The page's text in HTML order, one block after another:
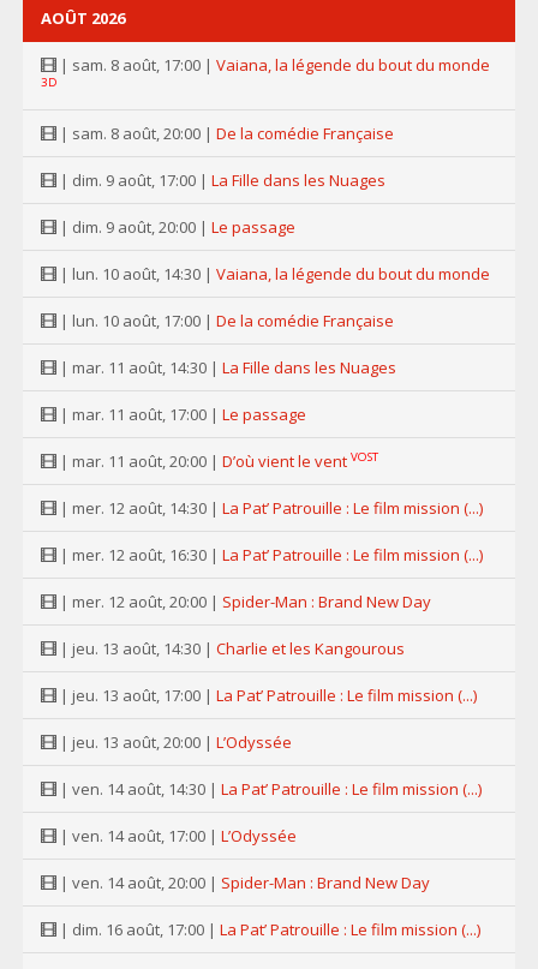
AOÛT 2026
| sam. 8 août, 17:00 | Vaiana, la légende du bout du monde
3D
| sam. 8 août, 20:00 | De la comédie Française
| dim. 9 août, 17:00 | La Fille dans les Nuages
| dim. 9 août, 20:00 | Le passage
| lun. 10 août, 14:30 | Vaiana, la légende du bout du monde
| lun. 10 août, 17:00 | De la comédie Française
| mar. 11 août, 14:30 | La Fille dans les Nuages
| mar. 11 août, 17:00 | Le passage
| mar. 11 août, 20:00 | D’où vient le vent VOST
| mer. 12 août, 14:30 | La Pat’ Patrouille : Le film mission (...)
| mer. 12 août, 16:30 | La Pat’ Patrouille : Le film mission (...)
| mer. 12 août, 20:00 | Spider-Man : Brand New Day
| jeu. 13 août, 14:30 | Charlie et les Kangourous
| jeu. 13 août, 17:00 | La Pat’ Patrouille : Le film mission (...)
| jeu. 13 août, 20:00 | L’Odyssée
| ven. 14 août, 14:30 | La Pat’ Patrouille : Le film mission (...)
| ven. 14 août, 17:00 | L’Odyssée
| ven. 14 août, 20:00 | Spider-Man : Brand New Day
| dim. 16 août, 17:00 | La Pat’ Patrouille : Le film mission (...)